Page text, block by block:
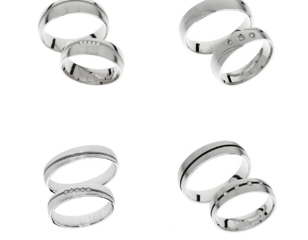
Kolekcije
KOLEKCIJA CLASSIC
Povpraševanje
POROČNI PRSTANI L161